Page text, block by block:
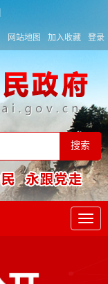
网站地图 加入收藏 登录